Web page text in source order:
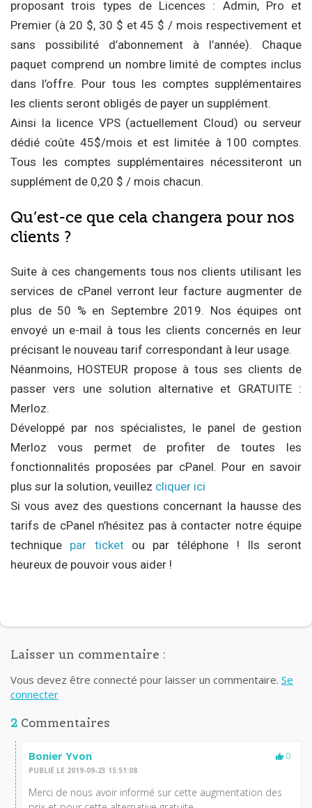
proposant trois types de Licences : Admin, Pro et
Premier (à 20 $, 30 $ et 45 $ / mois respectivement et
sans possibilité d’abonnement à l’année). Chaque
paquet comprend un nombre limité de comptes inclus
dans l’offre. Pour tous les comptes supplémentaires
les clients seront obligés de payer un supplément.
Ainsi la licence VPS (actuellement Cloud) ou serveur
dédié coûte 45$/mois et est limitée à 100 comptes.
Tous les comptes supplémentaires nécessiteront un
supplément de 0,20 $ / mois chacun.
Qu’est-ce que cela changera pour nos
clients ?
Suite à ces changements tous nos clients utilisant les
services de cPanel verront leur facture augmenter de
plus de 50 % en Septembre 2019. Nos équipes ont
envoyé un e-mail à tous les clients concernés en leur
précisant le nouveau tarif correspondant à leur usage.
Néanmoins, HOSTEUR propose à tous ses clients de
passer vers une solution alternative et GRATUITE :
Merloz.
Développé par nos spécialistes, le panel de gestion
Merloz vous permet de profiter de toutes les
fonctionnalités proposées par cPanel. Pour en savoir
plus sur la solution, veuillez cliquer ici
Si vous avez des questions concernant la hausse des
tarifs de cPanel n’hésitez pas à contacter notre équipe
technique par ticketou par téléphone ! Ils seront
heureux de pouvoir vous aider !
Laisser un commentaire :
Vous devez être connecté pour laisser un commentaire. Se
connecter
2 Commentaires
0
Bonier Yvon
PUBLIÉ LE 2019-09-23 15:51:08
Merci de nous avoir informé sur cette augmentation des